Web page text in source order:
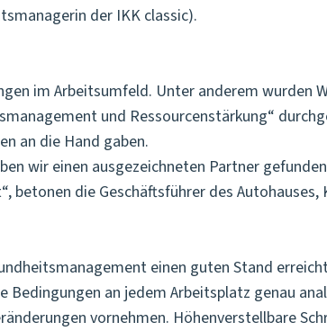
der IKK classic).
im Arbeitsumfeld. Unter anderem wurden
und Ressourcenstärkung“
an die Hand gaben.
wir einen ausgezeichneten Partner
betonen die Geschäftsführer des
einen guten Stand
an jedem Arbeitsplatz genau
vornehmen. Höhenverstellbare